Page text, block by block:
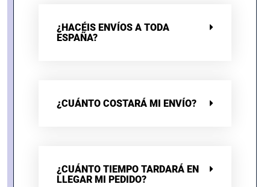
¿HACÉIS ENVÍOS A TODA
ESPAÑA?
¿CUÁNTO COSTARÁ MI ENVÍO?
¿CUÁNTO TIEMPO TARDARÁ EN
LLEGAR MI PEDIDO?